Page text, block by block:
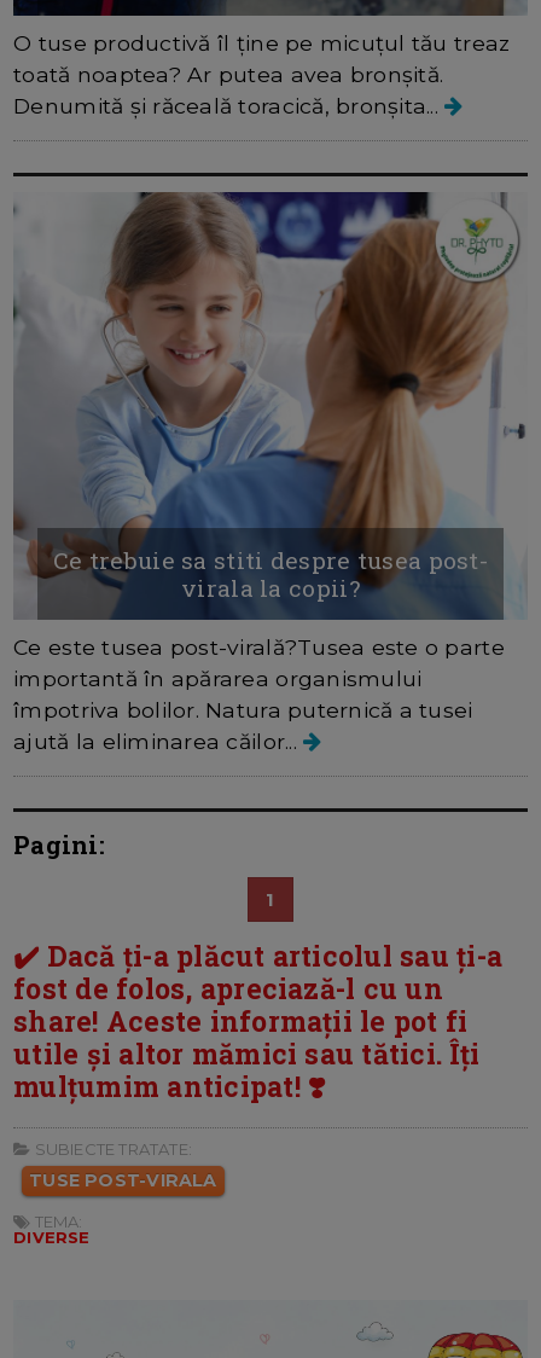
O tuse productivă îl ține pe micuțul tău treaz
toată noaptea? Ar putea avea bronșită.
Denumită și răceală toracică, bronșita...
Ce trebuie sa stiti despre tusea post-
virala la copii?
Ce este tusea post-virală?Tusea este o parte
importantă în apărarea organismului
împotriva bolilor. Natura puternică a tusei
ajută la eliminarea căilor...
Pagini:
1
✔️ Dacă ți-a plăcut articolul sau ți-a
fost de folos, apreciază-l cu un
share! Aceste informații le pot fi
utile și altor mămici sau tătici. Îți
mulțumim anticipat! ❣️
SUBIECTE TRATATE:
TUSE POST-VIRALA
TEMA:
DIVERSE